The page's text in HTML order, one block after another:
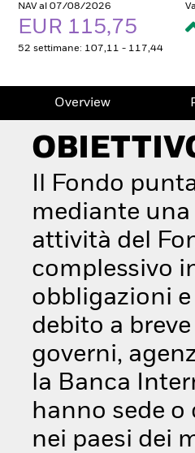
NAV al 07/08/2026
EUR 115,75
52 settimane: 107,11 - 117,44
Overview
Il Fondo
mediante
attività del
complessivo
obbligazioni
debito a
governi,
la Banca
hanno sede
nei paesi dei